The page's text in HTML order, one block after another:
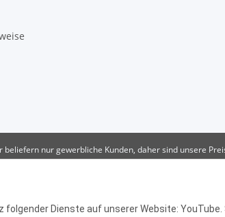
Dienste auf unserer Website: YouTube.
beliefern nur gewerbliche Kunden, daher sind unsere